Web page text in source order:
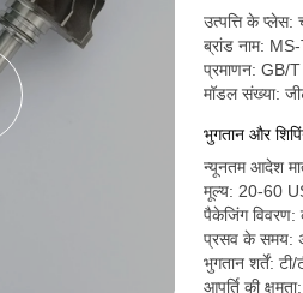
उत्पत्ति के प्लेस:
ब्रांड नाम:
प्रमाणन: GB/
मॉडल संख्या:
भुगतान और
न्यूनतम आदेश
मूल्य: 20-60
पैकेजिंग विवरण:
प्रसव के समय:
भुगतान शर्तें: टी/
आपूर्ति की